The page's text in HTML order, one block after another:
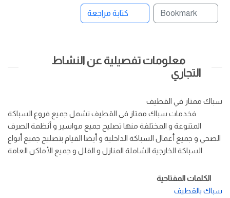
Bookmark كتابة مراجعة
معلومات تفصيلية عن النشاط
التجاري
سباك ممتاز في القطيف
فخدمات سباك ممتاز في القطيف تشمل جميع فروع السباكة
المتنوعة و المختلفة منها تصليح جميع مواسير و أنظمة الصرف
الصحي و جميع أعمال السباكة الداخلية و أيضا القيام بتصليح جميع أنواع
الكلمات المفتاحية
سباك بالقطيف